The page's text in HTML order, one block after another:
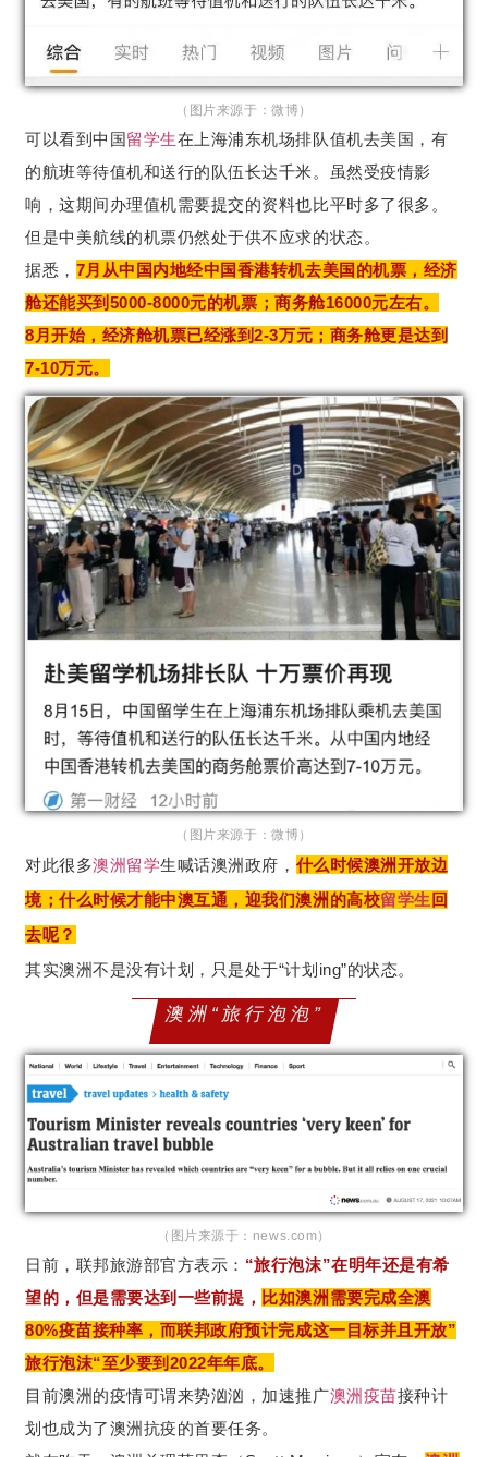
（图片来源于：微博）
可以看到中国留学生在上海浦东机场排队值机去美国，有
的航班等待值机和送行的队伍长达千米。虽然受疫情影
响，这期间办理值机需要提交的资料也比平时多了很多。
但是中美航线的机票仍然处于供不应求的状态。
据悉， 7月从中国内地经中国香港转机去美国的机票，经济
舱还能买到5000-8000元的机票；商务舱16000元左右。
8月开始，经济舱机票已经涨到2-3万元；商务舱更是达到
7-10万元。
（图片来源于：微博）
对此很多澳洲留学生喊话澳洲政府， 什么时候澳洲开放边
境；什么时候才能中澳互通，迎我们澳洲的高校留学生 回
去呢？
其实澳洲不是没有计划，只是处于“计划ing”的状态。
澳洲“旅行泡泡”
（图片来源于：news.com）
日前，联邦旅游部官方表示： “旅行泡沫”在明年还是有希
望的，但是需要达到一些前提， 比如澳洲需要完成全澳
80%疫苗接种率，而联邦政府预计完成这一目标并且开放”
旅行泡沫“至少要到2022年年底。
目前澳洲的疫情可谓来势汹汹，加速推广澳洲疫苗接种计
划也成为了澳洲抗疫的首要任务。